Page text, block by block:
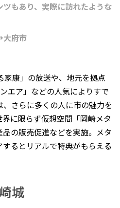
もあり、実際に訪れたような
大府市
家康」の放送や、地元を拠点
エア」などの人気によりすで
さらに多くの人に市の魅力を
に限らず仮想空間「岡崎メタ
の販売促進などを実施。メタ
るとリアルで特典がもらえる